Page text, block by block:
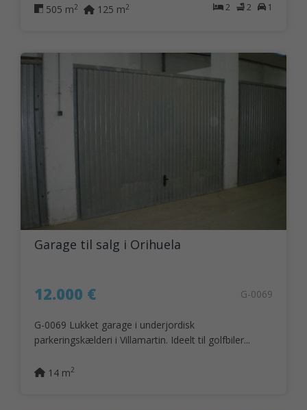
2 2 1
505 m2 125 m2
Garage til salg i Orihuela
12.000 € G-0069
G-0069 Lukket garage i underjordisk
parkeringskælderi i Villamartin. Ideelt til golfbiler...
14 m2